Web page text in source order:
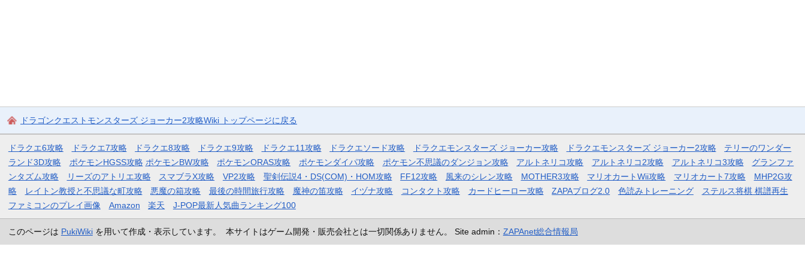
ドラゴンクエストモンスターズ ジョーカー2攻略Wiki トップページに戻る
ドラクエ6攻略 ドラクエ7攻略 ドラクエ8攻略 ドラクエ9攻略 ドラクエ11攻略 ドラクエソード攻略 ドラクエモンスターズ ジョーカー攻略 ドラクエモンスターズ ジョーカー2攻略
テリーのワンダー
ランド3D攻略
ポケモンHGSS攻略 ポケモンBW攻略 ポケモンORAS攻略 ポケモンダイパ攻略 ポケモン不思議のダンジョン攻略 アルトネリコ攻略 アルトネリコ2攻略 アルトネリコ3攻略
グランファ
ンタズム攻略
リーズのアトリエ攻略 スマブラX攻略 VP2攻略 聖剣伝説4・DS(COM)・HOM攻略 FF12攻略 風来のシレン攻略 MOTHER3攻略 マリオカートWii攻略 マリオカート7攻略
MHP2G攻
略
レイトン教授と不思議な町攻略 悪魔の箱攻略 最後の時間旅行攻略 魔神の笛攻略 イヅナ攻略 コンタクト攻略 カードヒーロー攻略 ZAPAブログ2.0 色読みトレーニング
ステルス将棋 棋譜再生
ファミコンのプレイ画像
Amazon 楽天 J-POP最新人気曲ランキング100
このページは PukiWikiを用いて作成・表示しています。 本サイトはゲーム開発・販売会社とは一切関係ありません。 Site admin： ZAPAnet総合情報局